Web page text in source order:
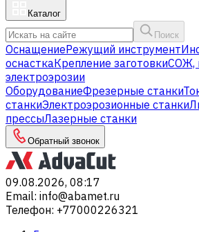
Каталог
Поиск
ОснащениеРежущий инструмент
оснасткаКрепление заготовкиСОЖ,
электроэрозии
ОборудованиеФрезерные станки
станкиЭлектроэрозионные станки
прессыЛазерные станки
Обратный звонок
09.08.2026, 08:17
Email: info@abamet.ru
Телефон: +77000226321